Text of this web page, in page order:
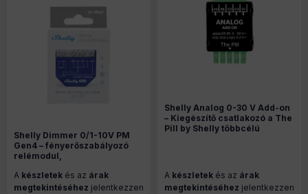
Shelly Dimmer 0/1-10V PM
Gen4 – fényerőszabályozó
relémodul,
Zigbee (S4DM-0010WW)
A készletek és az árak
megtekintéséhez jelentkezzen
Shelly Analog 0-30 V Add-on
– Kiegészítő csatlakozó a The
Pill by Shelly többcélú
A készletek és az árak
megtekintéséhez jelentkezzen